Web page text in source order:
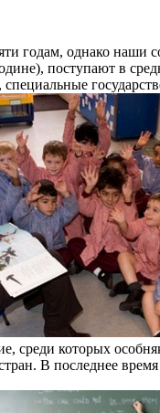
годам, однако
поступают в
среди которых
В последнее